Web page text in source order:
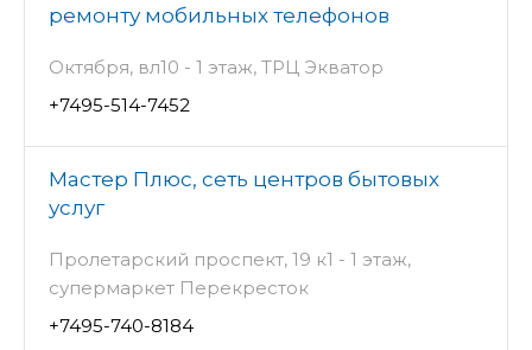
ремонту мобильных телефонов
Октября, вл10 - 1 этаж, ТРЦ Экватор
+7495-514-7452
Мастер Плюс, сеть центров бытовых
услуг
Пролетарский проспект, 19 к1 - 1 этаж,
супермаркет Перекресток
+7495-740-8184